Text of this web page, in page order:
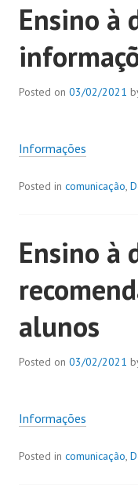
Ensino à
Posted on 03/02/2021
Informações
Posted in comunicação,
Ensino à
alunos
Posted on 03/02/2021
Informações
Posted in comunicação,